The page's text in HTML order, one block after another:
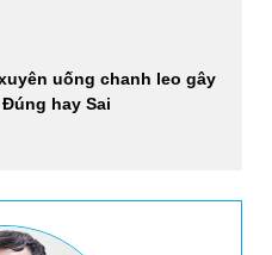
uống chanh leo gây
hay Sai